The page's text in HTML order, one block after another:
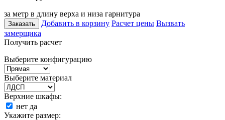
за метр в длину верха и низа гарнитура
Заказать Добавить в корзину Расчет цены Вызвать
замерщика
Получить расчет
Выберите конфигурацию
Выберите материал
Верхние шкафы:
нет да
Укажите размер: